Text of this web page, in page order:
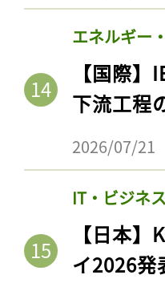
エネルギー
【国際
下流工程
2026/07/21
IT・ビジネ
【日本
イ2026発
記